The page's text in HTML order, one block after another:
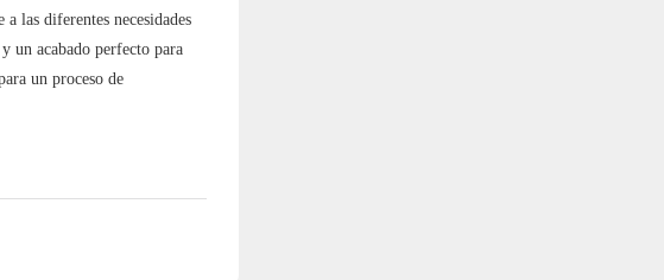
las diferentes necesidades
un acabado perfecto para
un proceso de